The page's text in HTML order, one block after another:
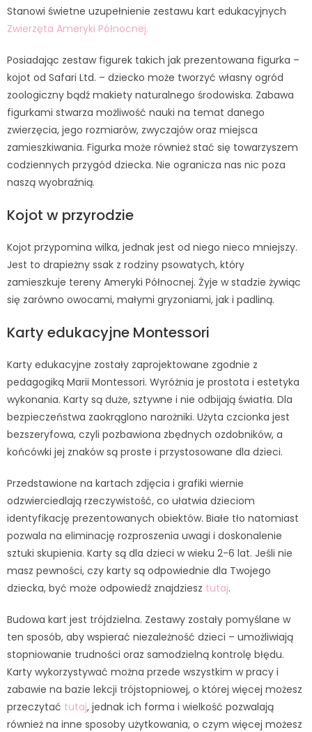
Stanowi świetne uzupełnienie zestawu kart edukacyjnych
Zwierzęta Ameryki Północnej.
Posiadając zestaw figurek takich jak prezentowana figurka –
kojot od Safari Ltd. – dziecko może tworzyć własny ogród
zoologiczny bądź makiety naturalnego środowiska. Zabawa
figurkami stwarza możliwość nauki na temat danego
zwierzęcia, jego rozmiarów, zwyczajów oraz miejsca
zamieszkiwania. Figurka może również stać się towarzyszem
codziennych przygód dziecka. Nie ogranicza nas nic poza
naszą wyobraźnią.
Kojot w przyrodzie
Kojot przypomina wilka, jednak jest od niego nieco mniejszy.
Jest to drapieżny ssak z rodziny psowatych, który
zamieszkuje tereny Ameryki Północnej. Żyje w stadzie żywiąc
się zarówno owocami, małymi gryzoniami, jak i padliną.
Karty edukacyjne Montessori
Karty edukacyjne zostały zaprojektowane zgodnie z
pedagogiką Marii Montessori. Wyróżnia je prostota i estetyka
wykonania. Karty są duże, sztywne i nie odbijają światła. Dla
bezpieczeństwa zaokrąglono narożniki. Użyta czcionka jest
bezszeryfowa, czyli pozbawiona zbędnych ozdobników, a
końcówki jej znaków są proste i przystosowane dla dzieci.
Przedstawione na kartach zdjęcia i grafiki wiernie
odzwierciedlają rzeczywistość, co ułatwia dzieciom
identyfikację prezentowanych obiektów. Białe tło natomiast
pozwala na eliminację rozproszenia uwagi i doskonalenie
sztuki skupienia. Karty są dla dzieci w wieku 2-6 lat. Jeśli nie
masz pewności, czy karty są odpowiednie dla Twojego
dziecka, być może odpowiedź znajdziesz tutaj.
Budowa kart jest trójdzielna. Zestawy zostały pomyślane w
ten sposób, aby wspierać niezależność dzieci – umożliwiają
stopniowanie trudności oraz samodzielną kontrolę błędu.
Karty wykorzystywać można przede wszystkim w pracy i
zabawie na bazie lekcji trójstopniowej, o której więcej możesz
przeczytać tutaj, jednak ich forma i wielkość pozwalają
również na inne sposoby użytkowania, o czym więcej możesz